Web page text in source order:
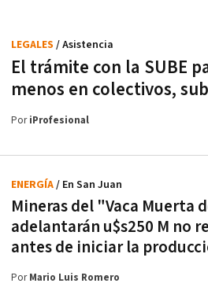
El trámite con la SUBE
menos en colectivos,
LEGALES / Asistencia
PoriProfesional
Mineras del "Vaca Muerta
adelantarán u$s250 M no
antes de iniciar la
ENERGÍA/ En San Juan
PorMario Luis Romero